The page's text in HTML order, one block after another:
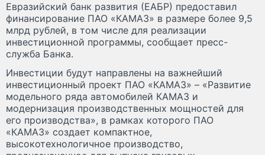
Евразийский банк развития (ЕАБР) предоставил
финансирование ПАО «КАМАЗ» в размере более 9,5
млрд рублей, в том числе для реализации
инвестиционной программы, сообщает пресс-
служба Банка.
Инвестиции будут направлены на важнейший
инвестиционный проект ПАО «КАМАЗ» – «Развитие
модельного ряда автомобилей КАМАЗ и
модернизация производственных мощностей для
его производства», в рамках которого ПАО
«КАМАЗ» создает компактное,
высокотехнологичное производство,